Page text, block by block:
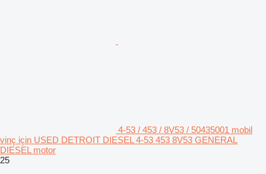
4-53 / 453 / 8V53 / 50435001 mobil
vinç için USED DETROIT DIESEL 4-53 453 8V53 GENERAL
DIESEL motor
25